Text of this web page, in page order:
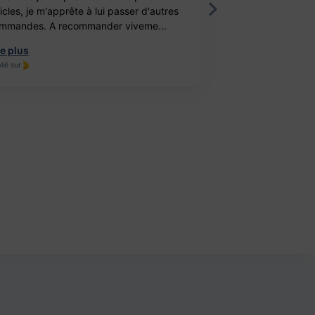
je m'apprête à lui passer d'autres
A recommander viveme...
plus
sur